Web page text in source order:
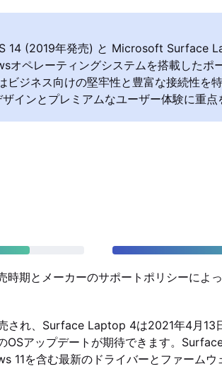
14 (2019年発売) と Microsoft Surface
オペレーティングシステムを搭載したポ
ビジネス向けの堅牢性と豊富な接続性を
インとプレミアムなユーザー体験に重点
期とメーカーのサポートポリシーによっ
され、Surface Laptop 4は2021年4月13
OSアップデートが期待できます。
11を含む最新のドライバーとファーム